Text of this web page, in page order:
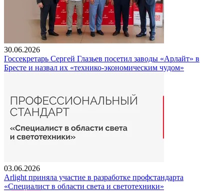
30.06.2026
Госсекретарь Сергей Глазьев посетил заводы «Арлайт» в
Бресте и назвал их «технико-экономическим чудом»
03.06.2026
Arlight приняла участие в разработке профстандарта
«Специалист в области света и светотехники»